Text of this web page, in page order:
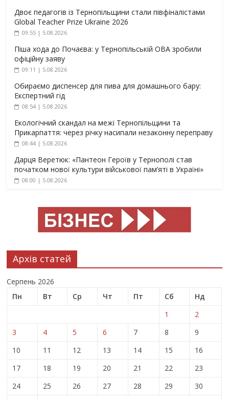
Двоє педагогів із Тернопільщини стали півфіналістами
Global Teacher Prize Ukraine 2026
09:55 | 5.08.2026
Піша хода до Почаєва: у Тернопільській ОВА зробили
офіційну заяву
09:11 | 5.08.2026
Обираємо диспенсер для пива для домашнього бару:
Експертний гід
08:54 | 5.08.2026
Екологічний скандал на межі Тернопільщини та
Прикарпаття: через річку насипали незаконну переправу
08:44 | 5.08.2026
Дарця Веретюк: «Пантеон Героїв у Тернополі став
початком нової культури військової пам’яті в Україні»
08:00 | 5.08.2026
Архів статей
Серпень 2026
Пн
Вт Ср Чт Пт Сб
Нд
1
2
3
4 5 6 7 8
9
10
11 12 13 14 15
16
17
18 19 20 21 22
23
24
25 26 27 28 29
30